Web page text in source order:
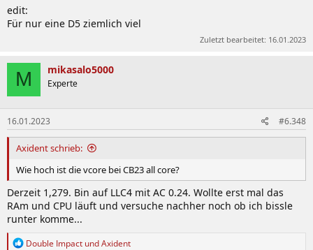
edit:
Für nur eine D5 ziemlich viel
Zuletzt bearbeitet: 16.01.2023
M mikasalo5000
Experte
16.01.2023 #6.348
Axident schrieb:
Wie hoch ist die vcore bei CB23 all core?
Derzeit 1,279. Bin auf LLC4 mit AC 0.24. Wollte erst mal das
RAm und CPU läuft und versuche nachher noch ob ich bissle
runter komme...
R
Double Impact undAxident